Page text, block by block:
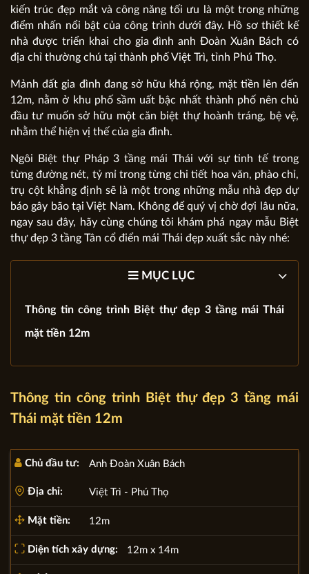
kiến trúc đẹp mắt và công năng tối ưu là một trong những
điểm nhấn nổi bật của công trình dưới đây. Hồ sơ thiết kế
nhà được triển khai cho gia đình anh Đoàn Xuân Bách có
địa chỉ thường chú tại thành phố Việt Trì, tỉnh Phú Thọ.
Mảnh đất gia đình đang sở hữu khá rộng, mặt tiền lên đến
12m, nằm ở khu phố sầm uất bậc nhất thành phố nên chủ
đầu tư muốn sở hữu một căn biệt thự hoành tráng, bệ vệ,
nhằm thể hiện vị thế của gia đình.
Ngôi Biệt thự Pháp 3 tầng mái Thái với sự tinh tế trong
từng đường nét, tỷ mỉ trong từng chi tiết hoa văn, phào chỉ,
trụ cột khẳng định sẽ là một trong những mẫu nhà đẹp dự
báo gây bão tại Việt Nam. Không để quý vị chờ đợi lâu nữa,
ngay sau đây, hãy cùng chúng tôi khám phá ngay mẫu Biệt
thự đẹp 3 tầng Tân cổ điển mái Thái đẹp xuất sắc này nhé:
MỤC LỤC
Thông tin công trình Biệt thự đẹp 3 tầng mái Thái
mặt tiền 12m
Thông tin công trình Biệt thự đẹp 3 tầng mái
Thái mặt tiền 12m
Chủ đầu tư: Anh Đoàn Xuân Bách
Địa chỉ: Việt Trì - Phú Thọ
Mặt tiền: 12m
Diện tích xây dựng: 12m x 14m